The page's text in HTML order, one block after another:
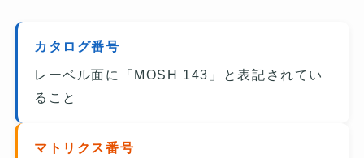
カタログ番号
レーベル面に「MOSH 143」と表記されてい
ること
マトリクス番号